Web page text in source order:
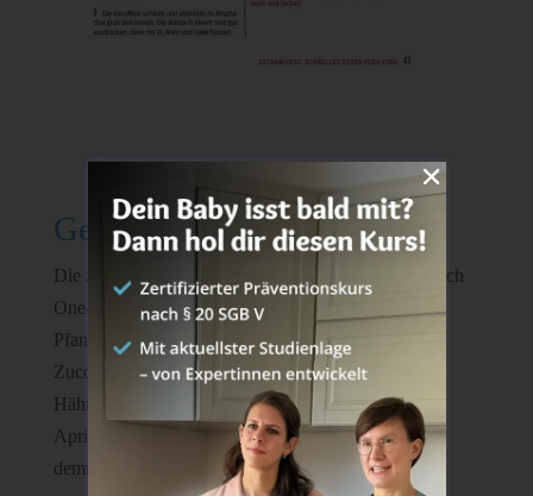
Gemeinsam essen
Die zwölf Rezepte dieser Kategorie sind hauptsächlich
One-Pot-Gerichte, vier verschiedene Soßen und
Pfannengerichte. Beispielsweise findest du hier ein
Zucchini-Fisch-Ragout oder Ofenkartoffeln mit
Hähnchenkeule. Die Erbsen- sowie die Tomaten-
Aprikosensauce klingen auch sehr gut und werden
demnächst auf jeden Fall getestet!